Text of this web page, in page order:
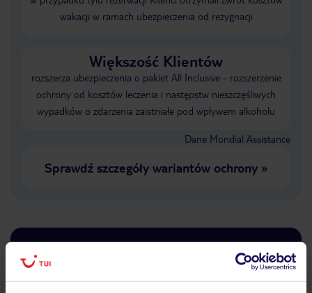
wakacji w ramach ubezpieczenia od rezygnacji
Większość Klientów
rozszerza ubezpieczenia o pakiet All Inclusive - rozszerzenie
ochrony od kosztów leczenia i następstw nieszczęśliwych
wypadków o zdarzenia zaistniałe pod wpływem alkoholu
Dane Mondial Assistance
Sprawdź szczegóły wariantów ochrony»